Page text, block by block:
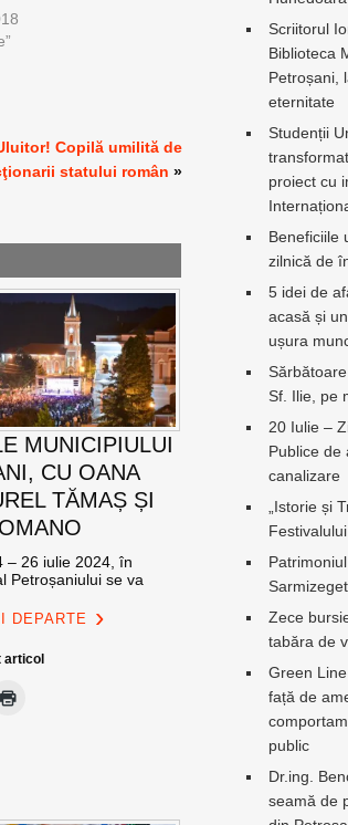
Copilă umilită de
statului român »
MUNICIPIULUI
CU OANA
TĂMAȘ ȘI
– 26 iulie 2024, în
Petroșaniului se va
DEPARTE
articol
Scriitorul
Biblioteca
Petroșani,
eternitate
Studenții
proiect cu
Beneficiile
zilnică de
5 idei de
acasă și
ușura
Sf. Ilie, pe
20 Iulie –
Publice de
canalizare
„Istorie și
Zece
tabăra de
Green
față de
public
Dr.ing.
seamă de